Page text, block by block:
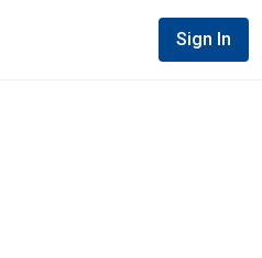
Sign In